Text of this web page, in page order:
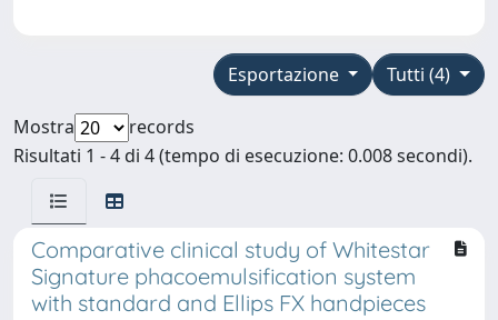
Tutti (4)
Esportazione
Mostra
records
Risultati 1 - 4 di 4 (tempo di esecuzione: 0.008 secondi).
Comparative clinical study of Whitestar
Signature phacoemulsification system
with standard and Ellips FX handpieces